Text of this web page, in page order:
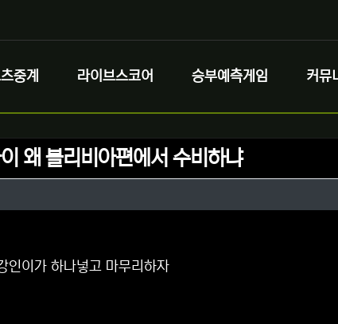
중계 라이브스코어 승부예측게임 커뮤
왜 볼리비아편에서 수비하냐
인이가 하나넣고 마무리하자